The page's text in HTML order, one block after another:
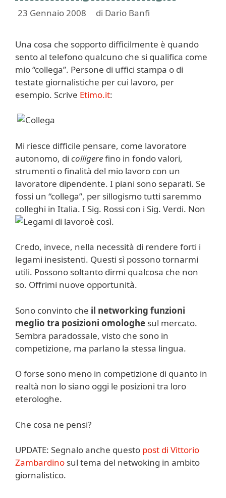
23 Gennaio 2008 di Dario Banfi
Una cosa che sopporto difficilmente è quando
sento al telefono qualcuno che si qualifica come
mio “collega”. Persone di uffici stampa o di
testate giornalistiche per cui lavoro, per
esempio. Scrive Etimo.it:
Mi riesce difficile pensare, come lavoratore
autonomo, di colligerefino in fondo valori,
strumenti o finalità del mio lavoro con un
lavoratore dipendente. I piani sono separati. Se
fossi un “collega”, per sillogismo tutti saremmo
colleghi in Italia. I Sig. Rossi con i Sig. Verdi. Non
è così.
Credo, invece, nella necessità di rendere forti i
legami inesistenti. Questi sì possono tornarmi
utili. Possono soltanto dirmi qualcosa che non
so. Offrimi nuove opportunità.
Sono convinto che il networking funzioni
meglio tra posizioni omologhe sul mercato.
Sembra paradossale, visto che sono in
competizione, ma parlano la stessa lingua.
O forse sono meno in competizione di quanto in
realtà non lo siano oggi le posizioni tra loro
eterologhe.
Che cosa ne pensi?
UPDATE: Segnalo anche questo post di Vittorio
Zambardino sul tema del netwoking in ambito
giornalistico.